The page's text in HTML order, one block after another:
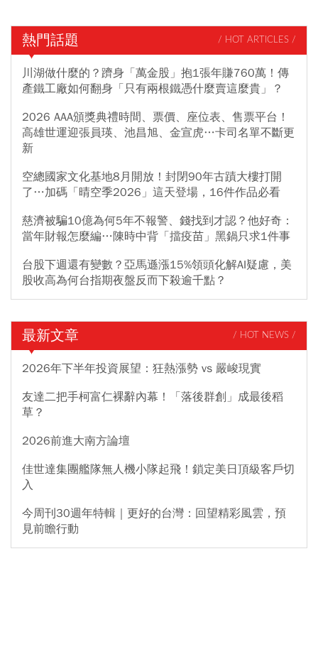
熱門話題 / HOT ARTICLES /
川湖做什麼的？躋身「萬金股」抱1張年賺760萬！傳
產鐵工廠如何翻身「只有兩根鐵憑什麼賣這麼貴」？
2026 AAA頒獎典禮時間、票價、座位表、售票平台！
高雄世運迎張員瑛、池昌旭、金宣虎…卡司名單不斷更
新
空總國家文化基地8月開放！封閉90年古蹟大樓打開
了…加碼「晴空季2026」這天登場，16件作品必看
慈濟被騙10億為何5年不報警、錢找到才認？他好奇：
當年財報怎麼編…陳時中背「擋疫苗」黑鍋只求1件事
台股下週還有變數？亞馬遜漲15%領頭化解AI疑慮，美
股收高為何台指期夜盤反而下殺逾千點？
最新文章 / HOT NEWS /
2026年下半年投資展望：狂熱漲勢 vs 嚴峻現實
友達二把手柯富仁裸辭內幕！「落後群創」成最後稻
草？
2026前進大南方論壇
佳世達集團艦隊無人機小隊起飛！鎖定美日頂級客戶切
入
今周刊30週年特輯｜更好的台灣：回望精彩風雲，預
見前瞻行動